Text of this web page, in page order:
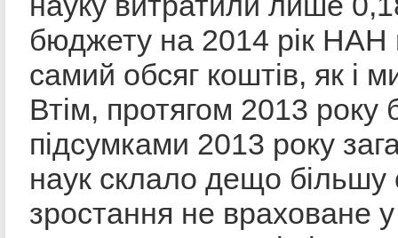
бюджету на 2014 рік НАН
самий обсяг коштів, як і
Втім, протягом 2013 року
підсумками 2013 року
наук склало дещо
зростання не враховане